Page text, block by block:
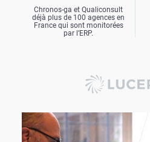
Chronos-ga et Qualiconsult
déjà plus de 100 agences en
France qui sont monitorées
par l’ERP.